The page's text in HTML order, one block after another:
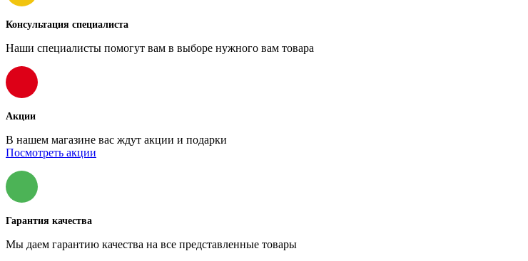
Консультация специалиста
Наши специалисты помогут вам в выборе нужного вам товара
Акции
В нашем магазине вас ждут акции и подарки
Посмотреть акции
Гарантия качества
Мы даем гарантию качества на все представленные товары